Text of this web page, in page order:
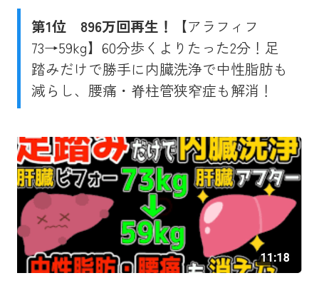
第1位 896万回再生！
【アラフィフ
73→59kg】60分歩くよりたった2分！足
踏みだけで勝手に内臓洗浄で中性脂肪も
減らし、腰痛・脊柱管狭窄症も解消！